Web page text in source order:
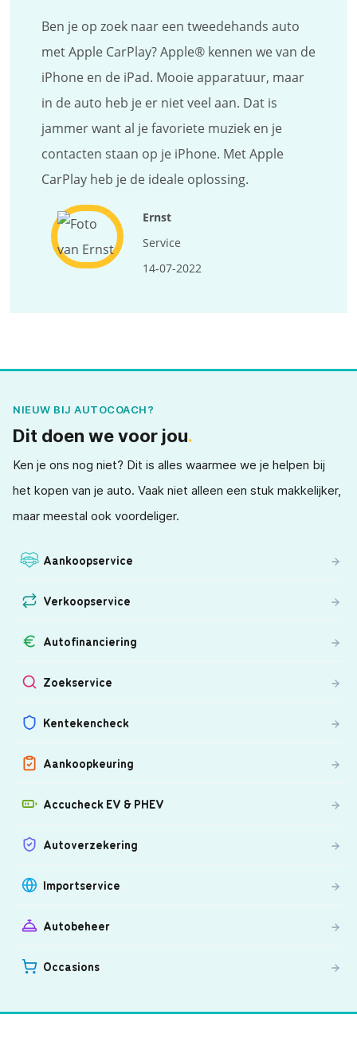
Ben je op zoek naar een tweedehands auto
met Apple CarPlay? Apple® kennen we van de
iPhone en de iPad. Mooie apparatuur, maar
in de auto heb je er niet veel aan. Dat is
jammer want al je favoriete muziek en je
contacten staan op je iPhone. Met Apple
CarPlay heb je de ideale oplossing.
Ernst
Service
14-07-2022
NIEUW BIJ AUTOCOACH?
Dit doen we voor jou.
Ken je ons nog niet? Dit is alles waarmee we je helpen bij
het kopen van je auto. Vaak niet alleen een stuk makkelijker,
maar meestal ook voordeliger.
Aankoopservice
Verkoopservice
Autofinanciering
Zoekservice
Kentekencheck
Aankoopkeuring
Accucheck EV & PHEV
Autoverzekering
Importservice
Autobeheer
Occasions